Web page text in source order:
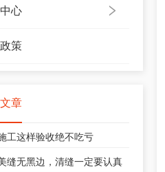
心
策
章
工这样验收绝不吃亏
缝无黑边，清缝一定要认真